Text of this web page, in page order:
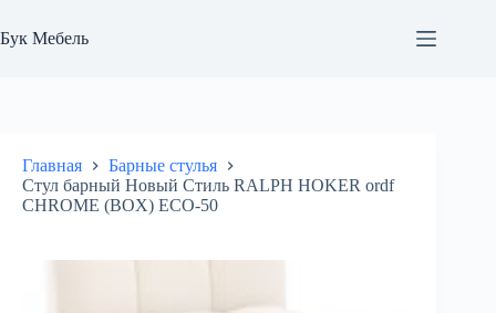
к
сути
Бук Мебель
Главная
Барные стулья
Стул барный Новый Стиль RALPH HOKER ordf
CHROME (BOX) ECO-50